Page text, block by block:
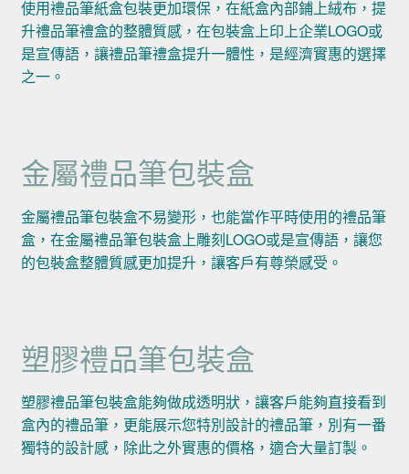
使用禮品筆紙盒包裝更加環保，在紙盒內部鋪上絨布，提
升禮品筆禮盒的整體質感，在包裝盒上印上企業LOGO或
是宣傳語，讓禮品筆禮盒提升一體性，是經濟實惠的選擇
之一。
金屬禮品筆包裝盒
金屬禮品筆包裝盒不易變形，也能當作平時使用的禮品筆
盒，在金屬禮品筆包裝盒上雕刻LOGO或是宣傳語，讓您
的包裝盒整體質感更加提升，讓客戶有尊榮感受。
塑膠禮品筆包裝盒
塑膠禮品筆包裝盒能夠做成透明狀，讓客戶能夠直接看到
盒內的禮品筆，更能展示您特別設計的禮品筆，別有一番
獨特的設計感，除此之外實惠的價格，適合大量訂製。